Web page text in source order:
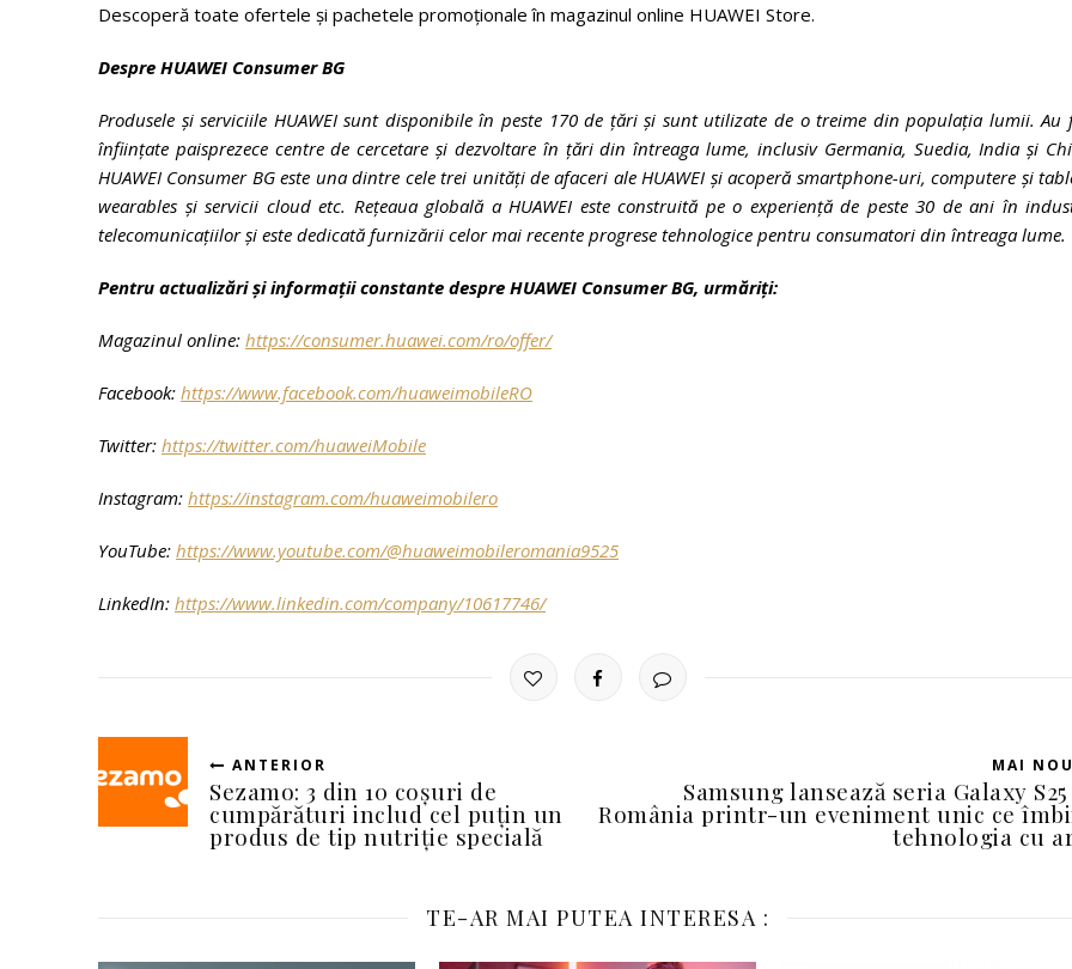
Descoperă toate ofertele și pachetele promoționale în magazinul online HUAWEI Store.
Despre HUAWEI Consumer BG
Produsele și serviciile HUAWEI sunt disponibile în peste 170 de țări și sunt utilizate de o treime din populația lumii. Au
înființate paisprezece centre de cercetare și dezvoltare în țări din întreaga lume, inclusiv Germania, Suedia, India și
HUAWEI Consumer BG este una dintre cele trei unități de afaceri ale HUAWEI și acoperă smartphone-uri, computere și
wearables și servicii cloud etc. Rețeaua globală a HUAWEI este construită pe o experiență de peste 30 de ani în
telecomunicațiilor și este dedicată furnizării celor mai recente progrese tehnologice pentru consumatori din întreaga lume.
Pentru actualizări și informații constante despre HUAWEI Consumer BG, urmăriți:
Magazinul online: https://consumer.huawei.com/ro/offer/
Facebook: https://www.facebook.com/huaweimobileRO
Twitter: https://twitter.com/huaweiMobile
Instagram: https://instagram.com/huaweimobilero
YouTube: https://www.youtube.com/@huaweimobileromania9525
LinkedIn: https://www.linkedin.com/company/10617746/
ANTERIOR
Sezamo: 3 din 10 coșuri de
cumpărături includ cel puțin un
produs de tip nutriție specială
MAI NOU
Samsung lansează seria Galaxy
România printr-un eveniment unic ce
tehnologia cu
TE-AR MAI PUTEA INTERESA :